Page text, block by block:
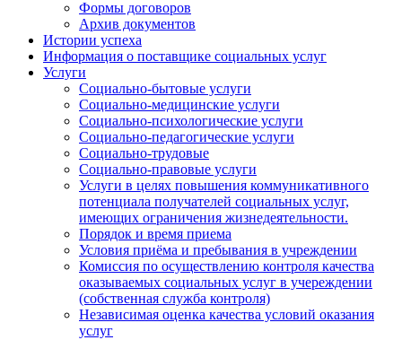
Формы договоров
Архив документов
Истории успеха
Информация о поставщике социальных услуг
Услуги
Социально-бытовые услуги
Социально-медицинские услуги
Социально-психологические услуги
Социально-педагогические услуги
Социально-трудовые
Социально-правовые услуги
Услуги в целях повышения коммуникативного
потенциала получателей социальных услуг,
имеющих ограничения жизнедеятельности.
Порядок и время приема
Условия приёма и пребывания в учреждении
Комиссия по осуществлению контроля качества
оказываемых социальных услуг в учереждении
(собственная служба контроля)
Независимая оценка качества условий оказания
услуг